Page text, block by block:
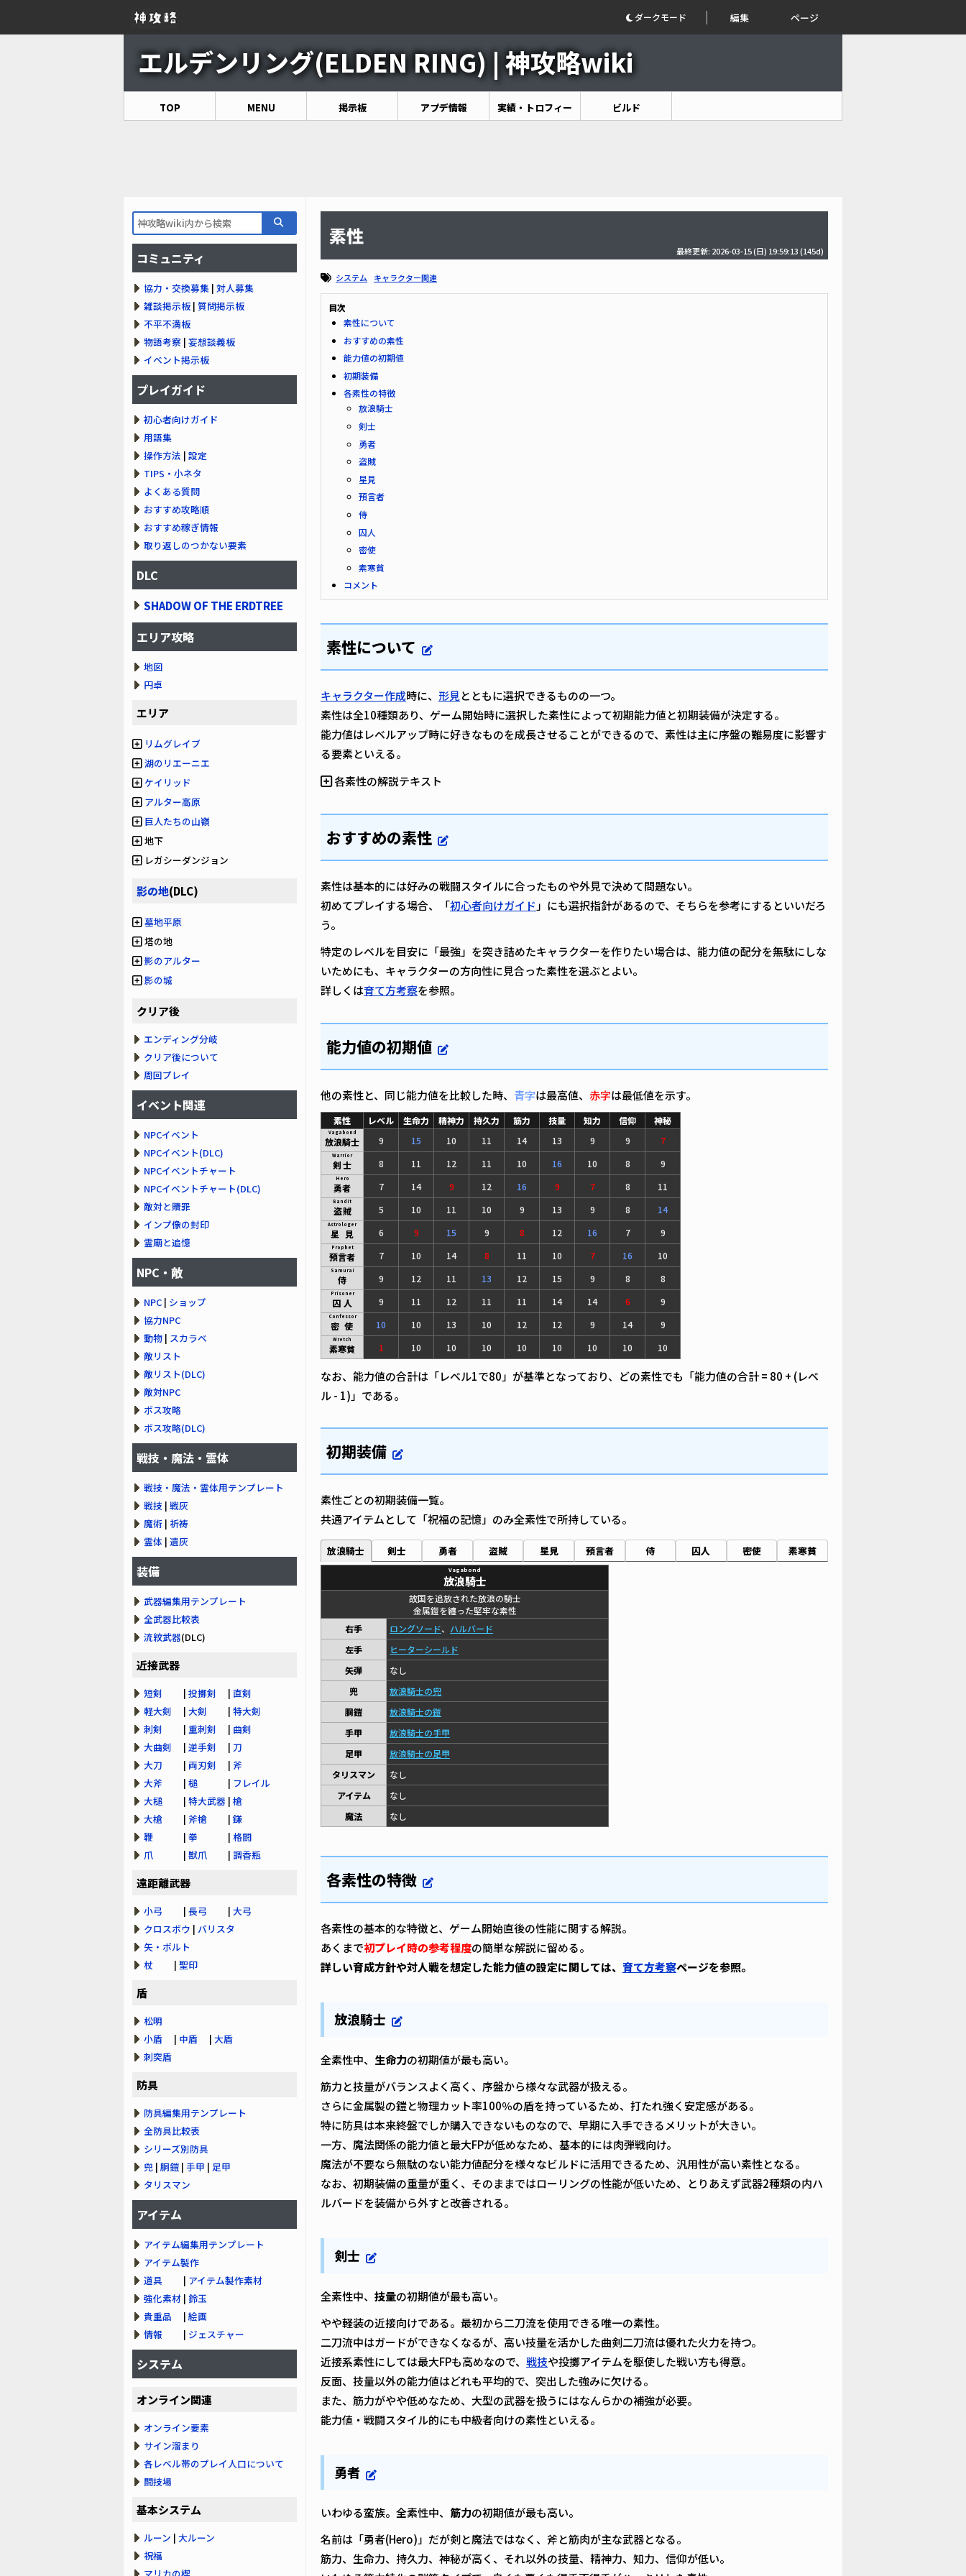
ダークモード 編集 ページ
エルデンリング(ELDEN RING) | 神攻略wiki
TOP MENU 掲示板 アプデ情報 実績・トロフィー ビルド
素性
最終更新: 2026-03-15 (日) 19:59:13(145d)
システム キャラクター関連
目次
素性について
おすすめの素性
能力値の初期値
初期装備
各素性の特徴
放浪騎士
剣士
勇者
盗賊
星見
預言者
侍
囚人
密使
素寒貧
コメント
素性について
キャラクター作成時に、 形見とともに選択できるものの一つ。
素性は全10種類あり、ゲーム開始時に選択した素性によって初期能力値と初期装備が決定する。
能力値はレベルアップ時に好きなものを成長させることができるので、素性は主に序盤の難易度に影響す
る要素といえる。
各素性の解説テキスト
おすすめの素性
素性は基本的には好みの戦闘スタイルに合ったものや外見で決めて問題ない。
初めてプレイする場合、「初心者向けガイド 」にも選択指針があるので、そちらを参考にするといいだろ
う。
特定のレベルを目安に「最強」を突き詰めたキャラクターを作りたい場合は、能力値の配分を無駄にしな
いためにも、キャラクターの方向性に見合った素性を選ぶとよい。
詳しくは育て方考察を参照。
能力値の初期値
他の素性と、同じ能力値を比較した時、 青字は最高値、 赤字は最低値を示す。
素性 レベル 生命力 精神力 持久力 筋力 技量 知力 信仰
神秘
放浪騎士
Vagabond
9 15 10 11 14 13 9 9
7
剣士
Warrior
8 11 12 11 10 16 10 8
9
勇者
Hero
7 14 9 12 16 9 7 8
11
盗賊
Bandit
5 10 11 10 9 13 9 8
14
星見
Astrologer
6 9 15 9 8 12 16 7
9
預言者
Prophet
7 10 14 8 11 10 7 16
10
侍
Samurai
9 12 11 13 12 15 9 8
8
囚人
Prisoner
9 11 12 11 11 14 14 6
9
密使
Confessor
10 10 13 10 12 12 9 14
9
素寒貧
Wretch
1 10 10 10 10 10 10 10 10
なお、能力値の合計は「レベル1で80」が基準となっており、どの素性でも「能力値の合計 = 80 + (レベ
ル - 1)」である。
初期装備
素性ごとの初期装備一覧。
共通アイテムとして「祝福の記憶」のみ全素性で所持している。
放浪騎士
放浪騎士
Vagabond
故国を追放された放浪の騎士
金属鎧を纏った堅牢な素性
右手
ロングソード、 ハルバード
左手
ヒーターシールド
矢弾
なし
兜
放浪騎士の兜
胴鎧
放浪騎士の鎧
手甲
放浪騎士の手甲
足甲
放浪騎士の足甲
タリスマン
なし
アイテム
なし
魔法
なし
剣士 勇者 盗賊 星見 預言者 侍 囚人 密使 素寒貧
各素性の特徴
各素性の基本的な特徴と、ゲーム開始直後の性能に関する解説。
あくまで初プレイ時の参考程度の簡単な解説に留める。
詳しい育成方針や対人戦を想定した能力値の設定に関しては、 育て方考察ページを参照。
放浪騎士
全素性中、 生命力の初期値が最も高い。
筋力と技量がバランスよく高く、序盤から様々な武器が扱える。
さらに金属製の鎧と物理カット率100％の盾を持っているため、打たれ強く安定感がある。
特に防具は本来終盤でしか購入できないものなので、早期に入手できるメリットが大きい。
一方、魔法関係の能力値と最大FPが低めなため、基本的には肉弾戦向け。
魔法が不要なら無駄のない能力値配分を様々なビルドに活用できるため、汎用性が高い素性となる。
なお、初期装備の重量が重く、そのままではローリングの性能が低いため、とりあえず武器2種類の内ハ
ルバードを装備から外すと改善される。
剣士
全素性中、 技量の初期値が最も高い。
やや軽装の近接向けである。最初から二刀流を使用できる唯一の素性。
二刀流中はガードができなくなるが、高い技量を活かした曲剣二刀流は優れた火力を持つ。
近接系素性にしては最大FPも高めなので、 戦技や投擲アイテムを駆使した戦い方も得意。
反面、技量以外の能力値はどれも平均的で、突出した強みに欠ける。
また、筋力がやや低めなため、大型の武器を扱うにはなんらかの補強が必要。
能力値・戦闘スタイル的にも中級者向けの素性といえる。
勇者
いわゆる蛮族。全素性中、 筋力の初期値が最も高い。
名前は「勇者(Hero)」だが剣と魔法ではなく、斧と筋肉が主な武器となる。
筋力、生命力、持久力、神秘が高く、それ以外の技量、精神力、知力、信仰が低い。
コミュニティ
協力・交換募集 | 対人募集
雑談掲示板 | 質問掲示板
不平不満板
物語考察 | 妄想談義板
イベント掲示板
プレイガイド
初心者向けガイド
用語集
操作方法 | 設定
TIPS・小ネタ
よくある質問
おすすめ攻略順
おすすめ稼ぎ情報
取り返しのつかない要素
DLC
SHADOW OF THE ERDTREE
エリア攻略
地図
円卓
エリア
リムグレイブ
湖のリエーニエ
ケイリッド
アルター高原
巨人たちの山嶺
地下
レガシーダンジョン
影の地(DLC)
墓地平原
塔の地
影のアルター
影の城
クリア後
エンディング分岐
クリア後について
周回プレイ
イベント関連
NPCイベント
NPCイベント(DLC)
NPCイベントチャート
NPCイベントチャート(DLC)
敵対と贖罪
インプ像の封印
霊廟と追憶
NPC・敵
NPC | ショップ
協力NPC
動物 | スカラベ
敵リスト
敵リスト(DLC)
敵対NPC
ボス攻略
ボス攻略(DLC)
戦技・魔法・霊体
戦技・魔法・霊体用テンプレート
戦技 | 戦灰
魔術 | 祈祷
霊体 | 遺灰
装備
武器編集用テンプレート
全武器比較表
流紋武器(DLC)
近接武器
短剣 | 投擲剣 | 直剣
軽大剣 | 大剣 | 特大剣
刺剣 | 重刺剣 | 曲剣
大曲剣 | 逆手剣 | 刀
大刀 | 両刃剣 | 斧
大斧 | 槌 | フレイル
大槌 | 特大武器 | 槍
大槍 | 斧槍 | 鎌
鞭 | 拳 | 格闘
爪 | 獣爪 | 調香瓶
遠距離武器
小弓 | 長弓 | 大弓
クロスボウ | バリスタ
矢・ボルト
杖 | 聖印
盾
松明
小盾 | 中盾 | 大盾
刺突盾
防具
防具編集用テンプレート
全防具比較表
シリーズ別防具
兜 | 胴鎧 | 手甲 | 足甲
タリスマン
アイテム
アイテム編集用テンプレート
アイテム製作
道具 | アイテム製作素材
強化素材 | 鈴玉
貴重品 | 絵画
情報 | ジェスチャー
システム
オンライン関連
オンライン要素
サイン溜まり
各レベル帯のプレイ人口について
闘技場
基本システム
ルーン | 大ルーン
祝福